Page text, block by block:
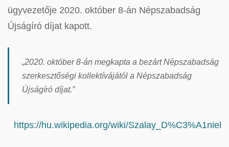
ügyvezetője 2020. október 8-án Népszabadság
Újságíró díjat kapott.
„2020. október 8-án megkapta a bezárt Népszabadság
szerkesztőségi kollektívájától a Népszabadság
Újságíró díjat.”
https://hu.wikipedia.org/wiki/Szalay_D%C3%A1niel